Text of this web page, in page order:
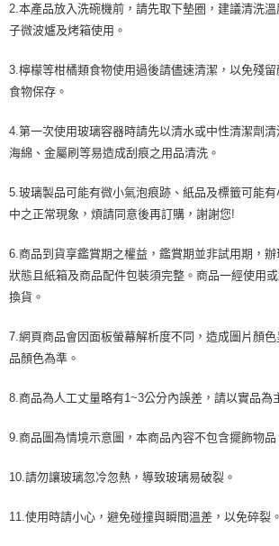
2.本產品放入洗碗機前，請先取下墊圈，建議清洗
子微波爐及烤箱使用。
3.檸檬等柑橘類食物使用過後請儘速清潔，以免殘
食物保存。
4.第一次使用玻璃容器時請先以清水或中性清潔劑
海綿、金屬刷等易造成刮痕之用品清洗。
5.玻璃製品可能有微小氣泡痕跡、紙品及標籤可能
中之正常現象，煩請同意後再訂購，謝謝您!
6.商品到貨享鑑賞期之權益，鑑賞期並非試用期，
狀態且紙箱及商品配件包裝須完整。商品一經使用
換貨。
7.網頁商品會因面板螢幕解析度不同，造成圖片顏
品顏色為準。
8.商品為人工丈量略有1~3公分內誤差，請以實品為
9.商品圖為情境示意圖，本商品內容不包含擺飾物品
10.請勿讓玻璃忽冷忽熱，導致玻璃易破裂。
11.使用時請小心，避免碰撞與瞬間溫差，以免碎裂。